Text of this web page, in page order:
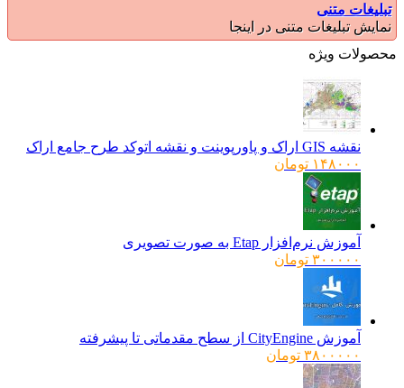
متنی
تبلیغات متنی در اینجا
ویژه
نقشه GIS اراک و پاورپوینت و نقشه اتوکد طرح جامع اراک
۱۴۸۰۰۰ تومان
آموزش نرم‌افزار Etap به صورت تصویری
۳۰۰۰۰۰ تومان
آموزش CityEngine از سطح مقدماتی تا پیشرفته
۳۸۰۰۰۰۰ تومان